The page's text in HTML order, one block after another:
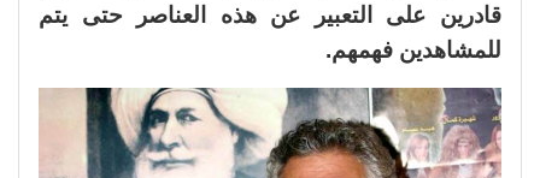
قادرين على التعبير عن هذه العناصر حتى يتم
للمشاهدين فهمهم.